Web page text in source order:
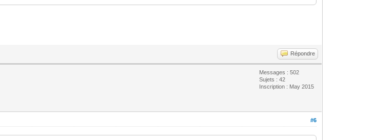
Répondre
Messages : 502
Sujets : 42
Inscription : May 2015
#6